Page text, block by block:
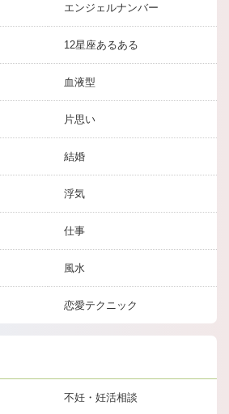
エンジェルナンバー
12星座あるある
血液型
片思い
結婚
浮気
仕事
風水
恋愛テクニック
不妊・妊活相談